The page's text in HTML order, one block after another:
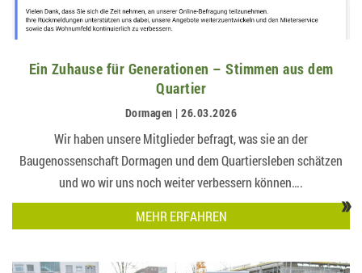
Ein Zuhause für Generationen – Stimmen aus dem
Quartier
Dormagen | 26.03.2026
Wir haben unsere Mitglieder befragt, was sie an der
Baugenossenschaft Dormagen und dem Quartiersleben schätzen
und wo wir uns noch weiter verbessern können….
MEHR ERFAHREN
»